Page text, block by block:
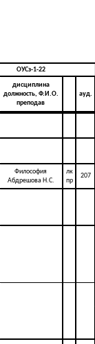
ОУСз-1-22
дисциплина
должность, Ф.И.О.
преподав
ауд.
Философия
Абдрешова Н.С.
лк
пр
207